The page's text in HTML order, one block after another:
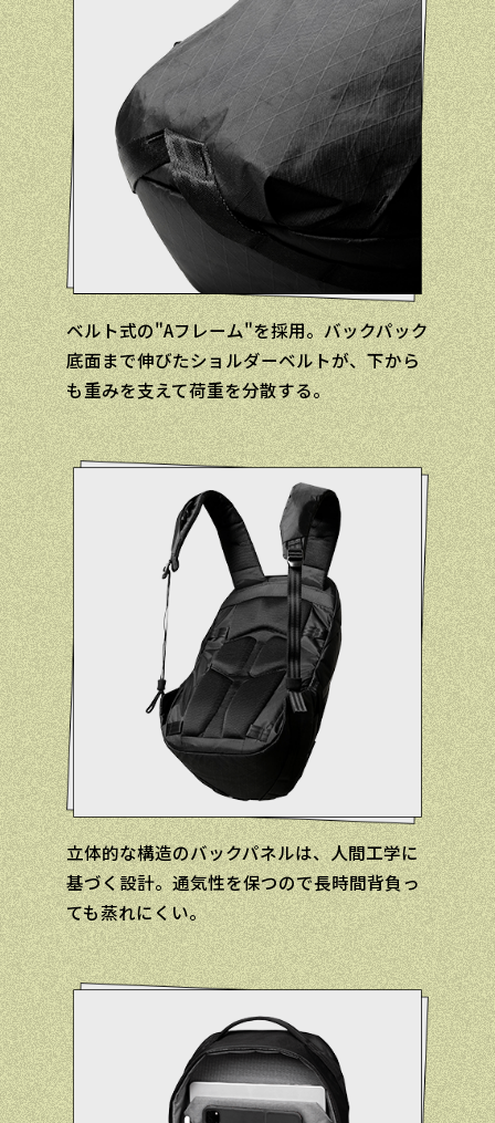
ベルト式の"Aフレーム"を採用。バックパック
底面まで伸びたショルダーベルトが、下から
も重みを支えて荷重を分散する。
立体的な構造のバックパネルは、人間工学に
基づく設計。通気性を保つので長時間背負っ
ても蒸れにくい。